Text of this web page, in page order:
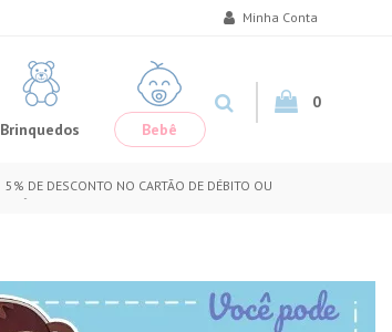
Minha Conta
Brinquedos Bebê
0
5% DE DESCONTO NO CARTÃO DE DÉBITO OU
CRÉDITO